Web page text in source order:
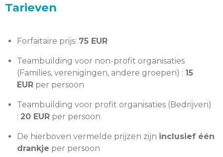
Tarieven
Forfaitaire prijs: 75 EUR
Teambuilding voor non-profit organisaties
(Families, verenigingen, andere groepen) : 15
EUR per persoon
Teambuilding voor profit organisaties (Bedrijven)
: 20 EUR per persoon
De hierboven vermelde prijzen zijn inclusief één
drankje per persoon